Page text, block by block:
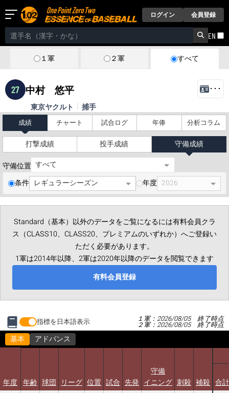
ログイン 会員登録
EN
１軍 ２軍 すべて
27 中村 悠平
東京ヤクルト 捕手
･･･
成績 チャート 試合ログ 年俸 分析コラム
打撃成績 投手成績 守備成績
守備位置
条件
年度
Standard（基本）以外のデータをご覧になるには有料会員クラ
ス（CLASS10、CLASS20、プレミアムのいずれか）へご登録い
ただく必要があります。
1軍は2014年以降、2軍は2020年以降のデータを閲覧できます
有料会員登録
指標を日本語表示 １軍：2026/08/05 終了時点
２軍：2026/08/05 終了時点
基本 アドバンス
年度 年齢 球団 リーグ 位置 試合 先発
守備
イニング 刺殺 補殺 合計